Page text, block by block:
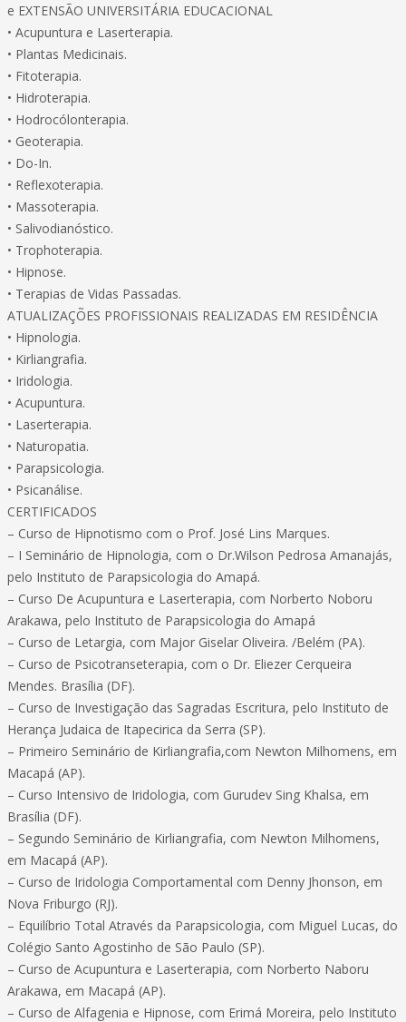
e EXTENSÃO UNIVERSITÁRIA EDUCACIONAL
• Acupuntura e Laserterapia.
• Plantas Medicinais.
• Fitoterapia.
• Hidroterapia.
• Hodrocólonterapia.
• Geoterapia.
• Do-In.
• Reflexoterapia.
• Massoterapia.
• Salivodianóstico.
• Trophoterapia.
• Hipnose.
• Terapias de Vidas Passadas.
ATUALIZAÇÕES PROFISSIONAIS REALIZADAS EM RESIDÊNCIA
• Hipnologia.
• Kirliangrafia.
• Iridologia.
• Acupuntura.
• Laserterapia.
• Naturopatia.
• Parapsicologia.
• Psicanálise.
CERTIFICADOS
– Curso de Hipnotismo com o Prof. José Lins Marques.
– I Seminário de Hipnologia, com o Dr.Wilson Pedrosa Amanajás,
pelo Instituto de Parapsicologia do Amapá.
– Curso De Acupuntura e Laserterapia, com Norberto Noboru
Arakawa, pelo Instituto de Parapsicologia do Amapá
– Curso de Letargia, com Major Giselar Oliveira. /Belém (PA).
– Curso de Psicotranseterapia, com o Dr. Eliezer Cerqueira
Mendes. Brasília (DF).
– Curso de Investigação das Sagradas Escritura, pelo Instituto de
Herança Judaica de Itapecirica da Serra (SP).
– Primeiro Seminário de Kirliangrafia,com Newton Milhomens, em
Macapá (AP).
– Curso Intensivo de Iridologia, com Gurudev Sing Khalsa, em
Brasília (DF).
– Segundo Seminário de Kirliangrafia, com Newton Milhomens,
em Macapá (AP).
– Curso de Iridologia Comportamental com Denny Jhonson, em
Nova Friburgo (RJ).
– Equilíbrio Total Através da Parapsicologia, com Miguel Lucas, do
Colégio Santo Agostinho de São Paulo (SP).
– Curso de Acupuntura e Laserterapia, com Norberto Naboru
Arakawa, em Macapá (AP).
– Curso de Alfagenia e Hipnose, com Erimá Moreira, pelo Instituto